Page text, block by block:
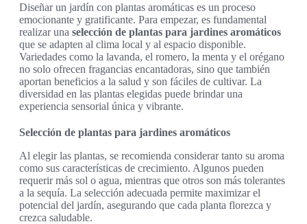
Diseñar un jardín con plantas aromáticas es un proceso
emocionante y gratificante. Para empezar, es fundamental
realizar una selección de plantas para jardines aromáticos
que se adapten al clima local y al espacio disponible.
Variedades como la lavanda, el romero, la menta y el orégano
no solo ofrecen fragancias encantadoras, sino que también
aportan beneficios a la salud y son fáciles de cultivar. La
diversidad en las plantas elegidas puede brindar una
experiencia sensorial única y vibrante.
Selección de plantas para jardines aromáticos
Al elegir las plantas, se recomienda considerar tanto su aroma
como sus características de crecimiento. Algunos pueden
requerir más sol o agua, mientras que otros son más tolerantes
a la sequía. La selección adecuada permite maximizar el
potencial del jardín, asegurando que cada planta florezca y
crezca saludable.